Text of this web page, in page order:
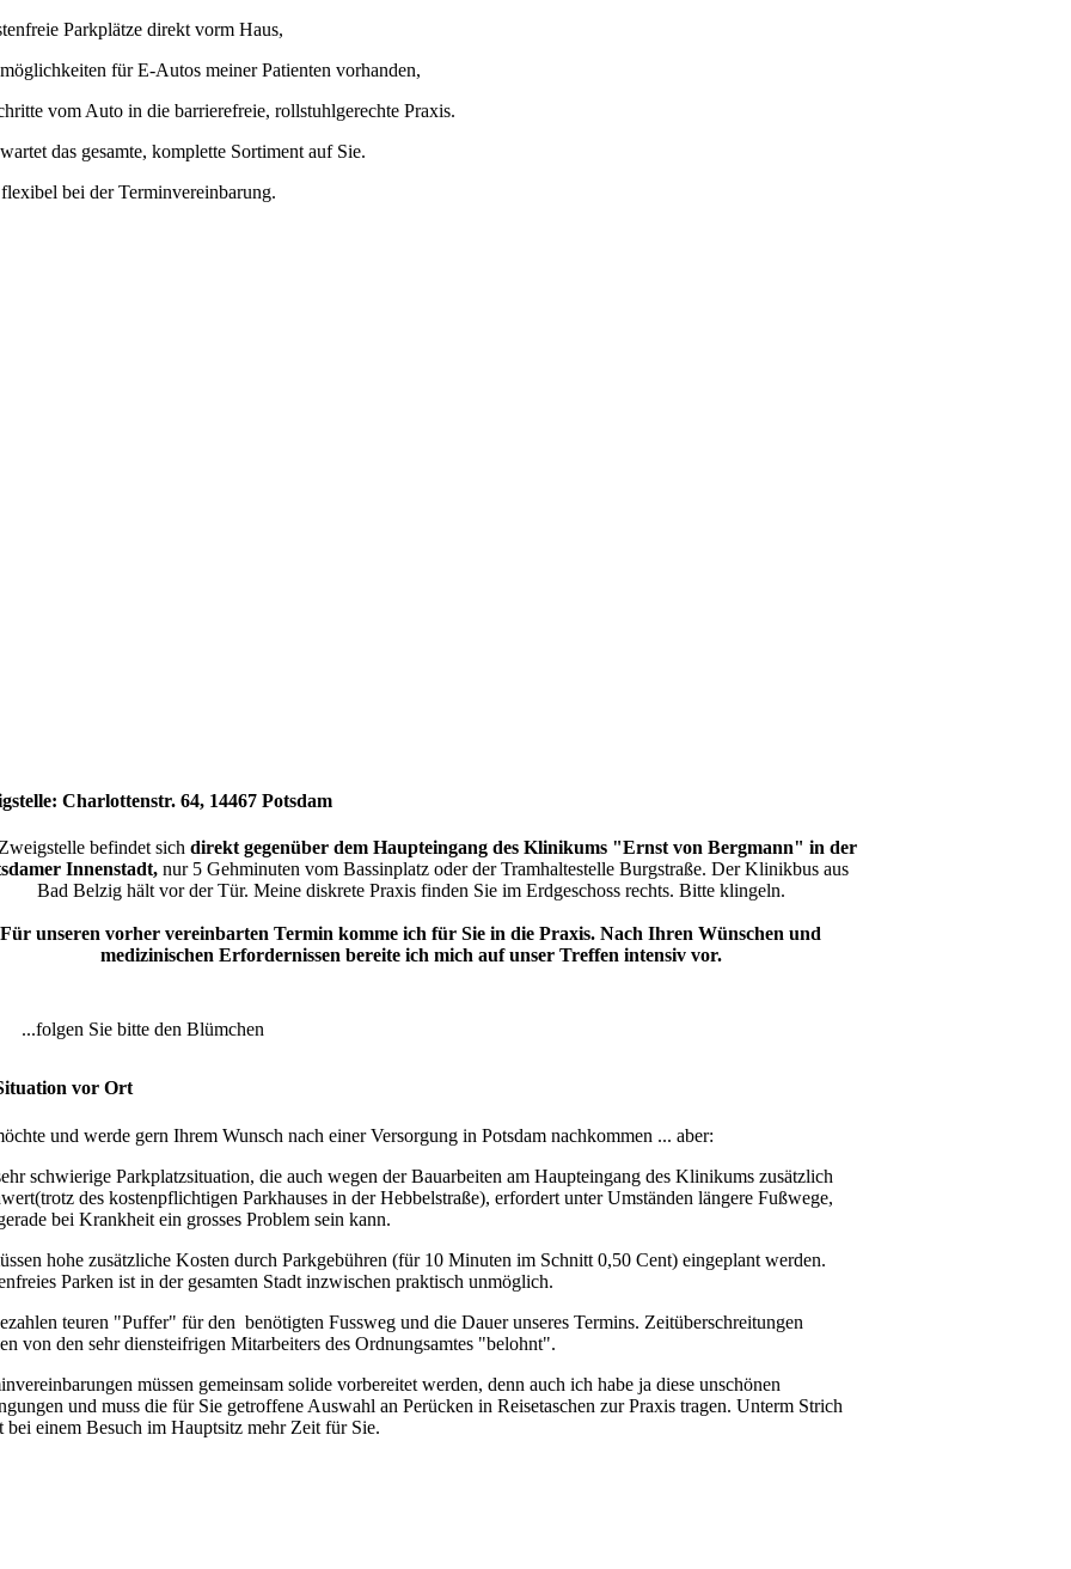
Parkplätze direkt vorm Haus,
für E-Autos meiner Patienten vorhanden,
vom Auto in die barrierefreie, rollstuhlgerechte Praxis.
das gesamte, komplette Sortiment auf Sie.
bei der Terminvereinbarung.
Charlottenstr. 64, 14467 Potsdam
befindet sich direkt gegenüber dem Haupteingang des Klinikums "Ernst von Bergmann" in der
Innenstadt,nur 5 Gehminuten vom Bassinplatz oder der Tramhaltestelle Burgstraße. Der Klinikbus aus
Bad Belzig hält vor der Tür. Meine diskrete Praxis finden Sie im Erdgeschoss rechts. Bitte klingeln.
Für unseren vorher vereinbarten Termin komme ich für Sie in die Praxis. Nach Ihren Wünschen und
medizinischen Erfordernissen bereite ich mich auf unser Treffen intensiv vor.
...folgen Sie bitte den Blümchen
vor Ort
und werde gern Ihrem Wunsch nach einer Versorgung in Potsdam nachkommen ... aber:
schwierige Parkplatzsituation, die auch wegen der Bauarbeiten am Haupteingang des Klinikums zusätzlich
des kostenpflichtigen Parkhauses in der Hebbelstraße), erfordert unter Umständen längere Fußwege,
bei Krankheit ein grosses Problem sein kann.
hohe zusätzliche Kosten durch Parkgebühren (für 10 Minuten im Schnitt 0,50 Cent) eingeplant werden.
Parken ist in der gesamten Stadt inzwischen praktisch unmöglich.
teuren "Puffer" für den benötigten Fussweg und die Dauer unseres Termins. Zeitüberschreitungen
von den sehr diensteifrigen Mitarbeiters des Ordnungsamtes "belohnt".
müssen gemeinsam solide vorbereitet werden, denn auch ich habe ja diese unschönen
und muss die für Sie getroffene Auswahl an Perücken in Reisetaschen zur Praxis tragen. Unterm Strich
bei einem Besuch im Hauptsitz mehr Zeit für Sie.